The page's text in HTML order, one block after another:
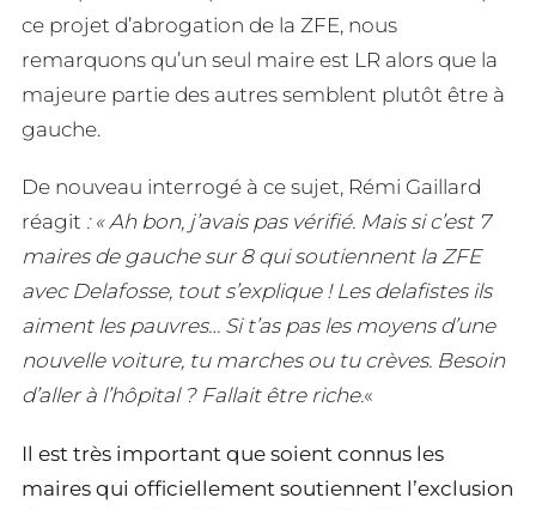
ce projet d’abrogation de la ZFE, nous
remarquons qu’un seul maire est LR alors que la
majeure partie des autres semblent plutôt être à
gauche.
De nouveau interrogé à ce sujet, Rémi Gaillard
réagit : « Ah bon, j’avais pas vérifié. Mais si c’est 7
maires de gauche sur 8 qui soutiennent la ZFE
avec Delafosse, tout s’explique ! Les delafistes ils
aiment les pauvres… Si t’as pas les moyens d’une
nouvelle voiture, tu marches ou tu crèves. Besoin
d’aller à l’hôpital ? Fallait être riche.«
Il est très important que soient connus les
maires qui officiellement soutiennent l’exclusion